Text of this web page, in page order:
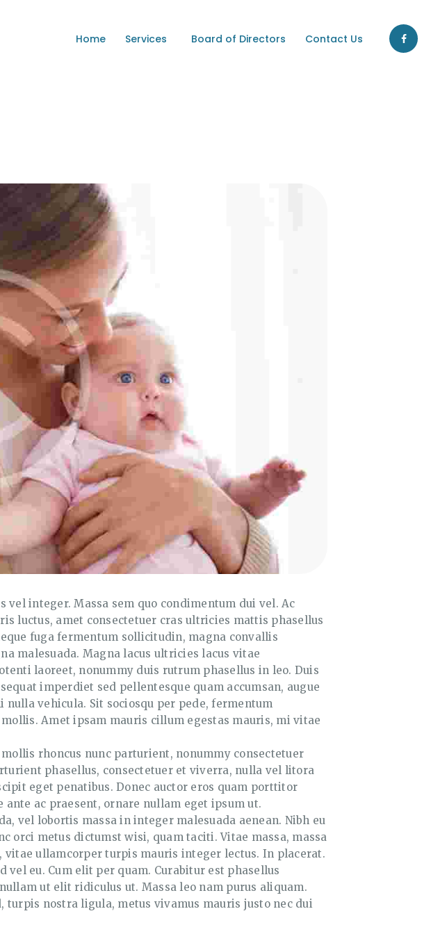
Home Services Board of Directors Contact Us
integer. Massa sem quo condimentum dui vel. Ac
luctus, amet consectetuer cras ultricies mattis phasellus
fuga fermentum sollicitudin, magna convallis
malesuada. Magna lacus ultricies lacus vitae
laoreet, nonummy duis rutrum phasellus in leo. Duis
imperdiet sed pellentesque quam accumsan, augue
vehicula. Sit sociosqu per pede, fermentum
Amet ipsam mauris cillum egestas mauris, mi vitae
rhoncus nunc parturient, nonummy consectetuer
phasellus, consectetuer et viverra, nulla vel litora
eget penatibus. Donec auctor eros quam porttitor
ac praesent, ornare nullam eget ipsum ut.
vel lobortis massa in integer malesuada aenean. Nibh eu
orci metus dictumst wisi, quam taciti. Vitae massa, massa
vitae ullamcorper turpis mauris integer lectus. In placerat.
vel eu. Cum elit per quam. Curabitur est phasellus
ut elit ridiculus ut. Massa leo nam purus aliquam.
nostra ligula, metus vivamus mauris justo nec dui